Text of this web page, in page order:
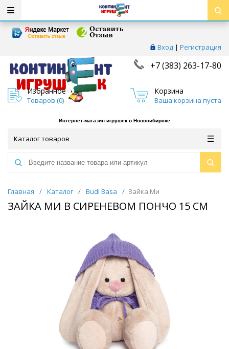
Вход | Регистрация
+7 (383) 263-17-80
Избранное
Товаров (0)
Корзина
Ваша корзина пуста
Интернет-магазин игрушек в Новосибирске
Каталог товаров
Главная / Каталог / Budi Basa / Зайка Ми
ЗАЙКА МИ В СИРЕНЕВОМ ПОНЧО 15 СМ